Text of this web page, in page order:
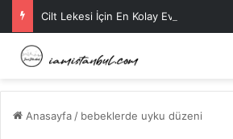
Cilt Lekesi İçin En Kolay Ev Maskeleri
Anasayfa / bebeklerde uyku düzeni